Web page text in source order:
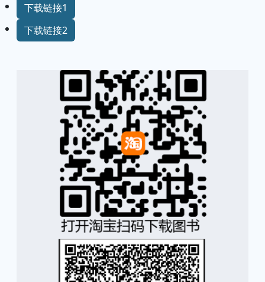
下载链接1
下载链接2